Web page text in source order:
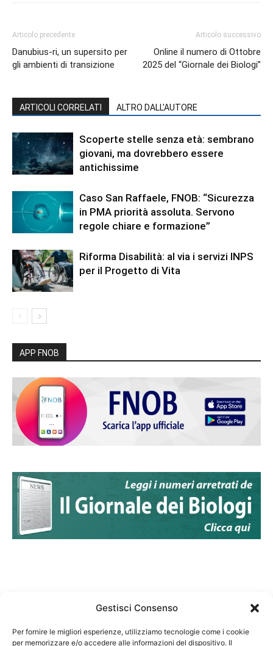
Gestisci Consenso
Per fornire le migliori esperienze, utilizziamo tecnologie come i cookie
per memorizzare e/o accedere alle informazioni del dispositivo. Il
Articolo precedente
Danubius-ri, un supersito per
gli ambienti di transizione
Articolo successivo
Online il numero di Ottobre
2025 del “Giornale dei Biologi”
ARTICOLI CORRELATI ALTRO DALL'AUTORE
Scoperte stelle senza età: sembrano
giovani, ma dovrebbero essere
antichissime
Caso San Raffaele, FNOB: “Sicurezza
in PMA priorità assoluta. Servono
regole chiare e formazione”
Riforma Disabilità: al via i servizi INPS
per il Progetto di Vita
APP FNOB